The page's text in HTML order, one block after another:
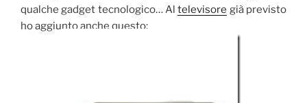
qualche gadget tecnologico… Altelevisore già previsto
ho aggiunto anche questo: